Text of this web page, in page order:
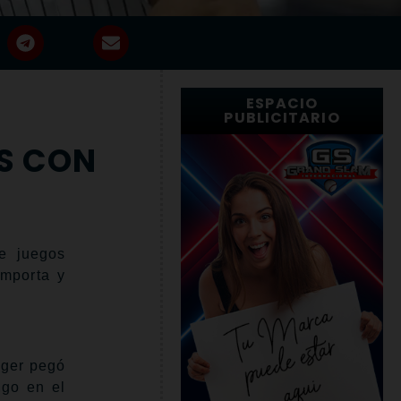
CON
juegos
y
pegó
en el
ESPACIO
PUBLICITARIO